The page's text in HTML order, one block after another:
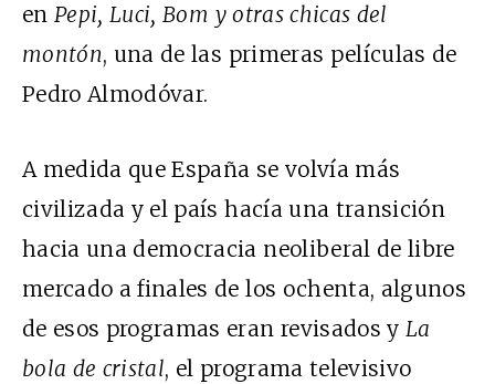
enPepi, Luci, Bom y otras chicas del
montón, una de las primeras películas de
Pedro Almodóvar.
A medida que España se volvía más
civilizada y el país hacía una transición
hacia una democracia neoliberal de libre
mercado a finales de los ochenta, algunos
de esos programas eran revisados y La
bola de cristal, el programa televisivo